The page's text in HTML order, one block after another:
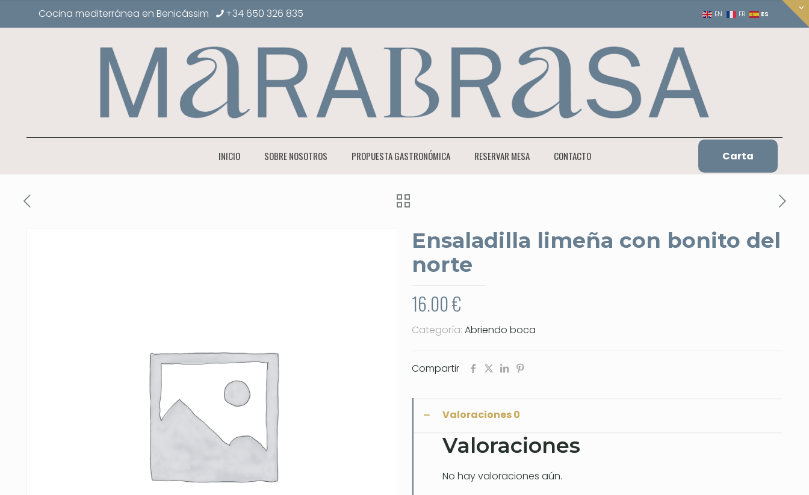
Cocina mediterránea en Benicássim +34 650 326 835 EN FR ES
INICIO SOBRE NOSOTROS PROPUESTA GASTRONÓMICA RESERVAR MESA CONTACTO Carta
Ensaladilla limeña con bonito del
norte
16.00€
Categoría: Abriendo boca
Compartir
Valoraciones0
Valoraciones
No hay valoraciones aún.